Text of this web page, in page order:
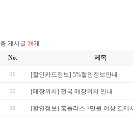
총 게시글 20개
No.
제목
20 [할인카드정보] 5%할인정보안내
19 [매장위치] 전국 매장위치 안내
18 [할인정보] 홈플러스 7만원 이상 결제